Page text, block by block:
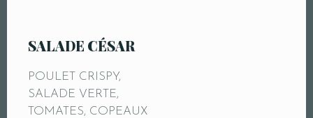
SALADE CÉSAR
POULET CRISPY,
SALADE VERTE,
TOMATES, COPEAUX